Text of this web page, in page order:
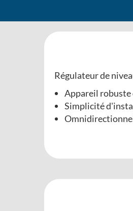
Régulateur de
Appareil robuste
Simplicité